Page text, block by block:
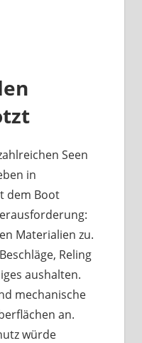
mit
tun?
Seen
in
dem Boot
Materialien zu.
Reling
aushalten.
mechanische
an.
würde